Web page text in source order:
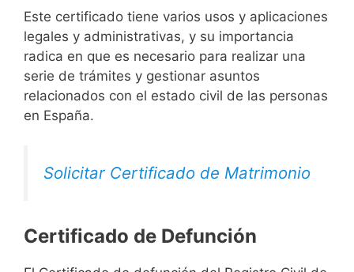
Este certificado tiene varios usos y aplicaciones
legales y administrativas, y su importancia
radica en que es necesario para realizar una
serie de trámites y gestionar asuntos
relacionados con el estado civil de las personas
en España.
Solicitar Certificado de Matrimonio
Certificado de Defunción